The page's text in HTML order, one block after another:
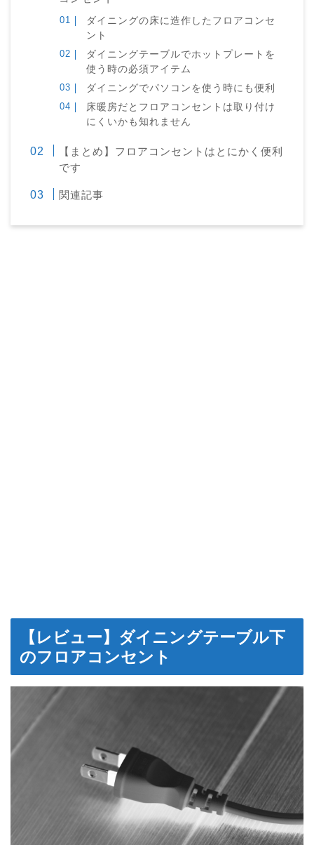
ダイニングの床に造作したフロアコンセ
ント
ダイニングテーブルでホットプレートを
使う時の必須アイテム
ダイニングでパソコンを使う時にも便利
床暖房だとフロアコンセントは取り付け
にくいかも知れません
【まとめ】フロアコンセントはとにかく便利
です
関連記事
【レビュー】ダイニングテーブル下
のフロアコンセント